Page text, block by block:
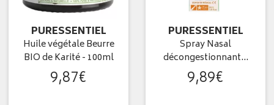
PURESSENTIEL
Huile végétale Beurre
BIO de Karité - 100ml
9,87€
PURESSENTIEL
Spray Nasal
décongestionnant…
9,89€